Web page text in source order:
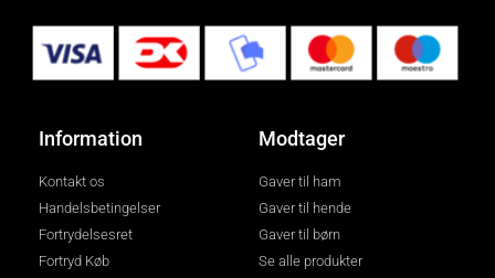
Information
Kontakt os
Handelsbetingelser
Fortrydelsesret
Fortryd Køb
Modtager
Gaver til ham
Gaver til hende
Gaver til børn
Se alle produkter